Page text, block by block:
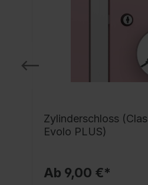
Zylinderschloss
Evolo PLUS)
Ab 9,00 €*